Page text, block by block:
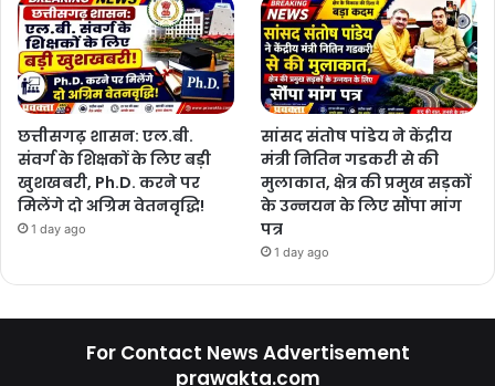
छत्तीसगढ़ शासन: एल.बी.
संवर्ग के शिक्षकों के लिए बड़ी
खुशखबरी, Ph.D. करने पर
मिलेंगे दो अग्रिम वेतनवृद्धि!
1 day ago
सांसद संतोष पांडेय ने केंद्रीय
मंत्री नितिन गडकरी से की
मुलाकात, क्षेत्र की प्रमुख सड़कों
के उन्नयन के लिए सौंपा मांग
पत्र
1 day ago
For Contact News Advertisement
prawakta.com